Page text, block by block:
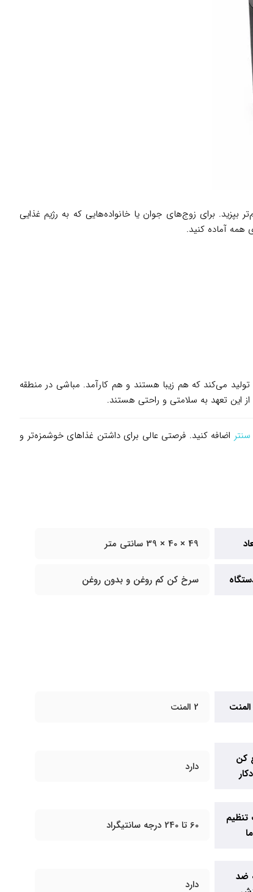
برای زوج‌های جوان یا خانواده‌هایی که به رژیم غذایی
همه آماده کنید.
محصولاتی تولید می‌کند که هم زیبا هستند و هم کارآمد. مباشی در منطقه
این تعهد به سلامتی و راحتی هستند.
اضافه کنید. فرصتی عالی برای داشتن غذاهای خوشمزه‌تر و
49 × 40 × 39 سانتی متر
سرخ کن کم روغن و بدون روغن
2 المنت
کن
دارد
تنظیم
60 تا 240 درجه سانتیگراد
ضد
دارد